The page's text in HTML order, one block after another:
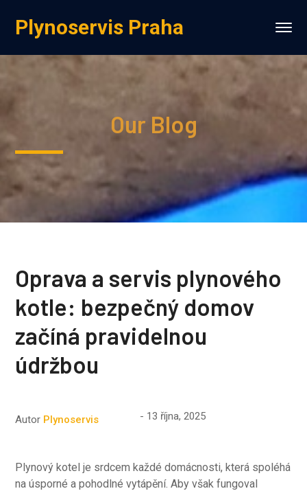
Plynoservis Praha
Our Blog
Oprava a servis plynového
kotle: bezpečný domov
začíná pravidelnou
údržbou
Autor Plynoservis 13 října, 2025
Plynový kotel je srdcem každé domácnosti, která spoléhá
na úsporné a pohodlné vytápění. Aby však fungoval